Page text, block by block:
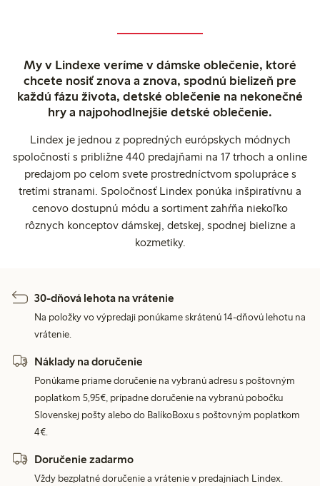
My v Lindexe veríme v dámske oblečenie, ktoré
chcete nosiť znova a znova, spodnú bielizeň pre
každú fázu života, detské oblečenie na nekonečné
hry a najpohodlnejšie detské oblečenie.
Lindex je jednou z popredných európskych módnych
spoločností s približne 440 predajňami na 17 trhoch a online
predajom po celom svete prostredníctvom spolupráce s
tretími stranami. Spoločnosť Lindex ponúka inšpiratívnu a
cenovo dostupnú módu a sortiment zahŕňa niekoľko
rôznych konceptov dámskej, detskej, spodnej bielizne a
kozmetiky.
30-dňová lehota na vrátenie
Na položky vo výpredaji ponúkame skrátenú 14-dňovú lehotu na
vrátenie.
Náklady na doručenie
Ponúkame priame doručenie na vybranú adresu s poštovným
poplatkom 5,95€, prípadne doručenie na vybranú pobočku
Slovenskej pošty alebo do BalíkoBoxu s poštovným poplatkom
4€.
Doručenie zadarmo
Vždy bezplatné doručenie a vrátenie v predajniach Lindex.